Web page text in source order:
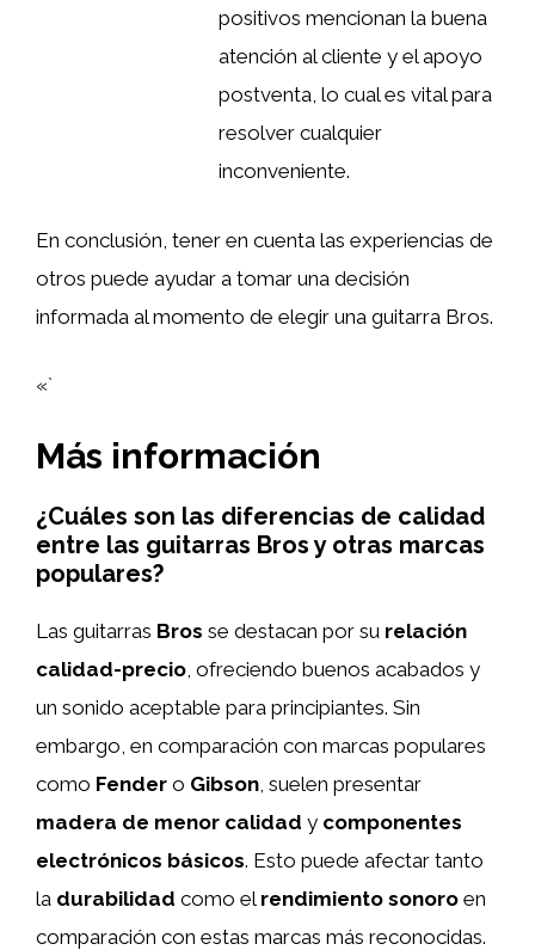
positivos mencionan la buena
atención al cliente y el apoyo
postventa, lo cual es vital para
resolver cualquier
inconveniente.
En conclusión, tener en cuenta las experiencias de
otros puede ayudar a tomar una decisión
informada al momento de elegir una guitarra Bros.
«`
Más información
¿Cuáles son las diferencias de calidad
entre las guitarras Bros y otras marcas
populares?
Las guitarras Bros se destacan por su relación
calidad-precio , ofreciendo buenos acabados y
un sonido aceptable para principiantes. Sin
embargo, en comparación con marcas populares
como Fender o Gibson , suelen presentar
madera de menor calidad y componentes
electrónicos básicos. Esto puede afectar tanto
la durabilidad como el rendimiento sonoro en
comparación con estas marcas más reconocidas.